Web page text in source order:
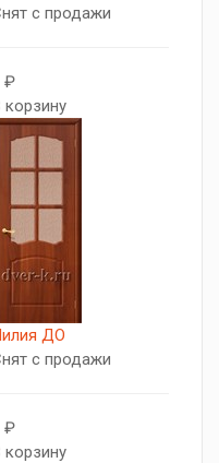
с продажи
₽
корзину
ДО
с продажи
₽
корзину